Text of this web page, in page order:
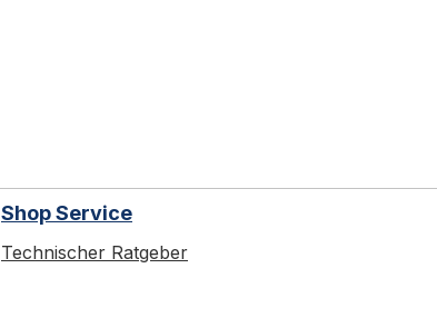
Shop Service
Technischer Ratgeber